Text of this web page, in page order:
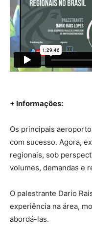
+ Informações:
Os principais
com sucesso. Agora,
regionais, sob
volumes, demandas e
O palestrante Dario
experiência na área,
abordá-las.